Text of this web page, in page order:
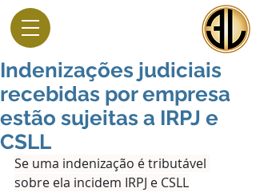
Indenizações judiciais
recebidas por empresa
estão sujeitas a IRPJ e
CSLL
Se uma indenização é tributável
sobre ela incidem IRPJ e CSLL